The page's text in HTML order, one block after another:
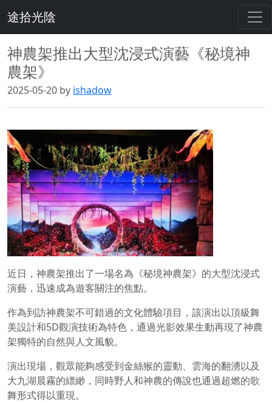
途拾光陰
神農架推出大型沈浸式演藝《秘境神
農架》
2025-05-20 by ishadow
近日，神農架推出了一場名為《秘境神農架》的大型沈浸式
演藝，迅速成為遊客關注的焦點。
作為到訪神農架不可錯過的文化體驗項目，該演出以頂級舞
美設計和5D觀演技術為特色，通過光影效果生動再現了神農
架獨特的自然與人文風貌。
演出現場，觀眾能夠感受到金絲猴的靈動、雲海的翻湧以及
大九湖晨霧的縹緲，同時野人和神農的傳說也通過超燃的歌
舞形式得以重現。